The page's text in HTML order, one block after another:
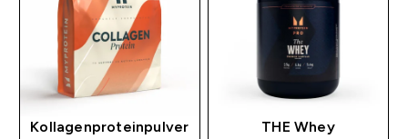
Kollagenproteinpulver
THE Whey